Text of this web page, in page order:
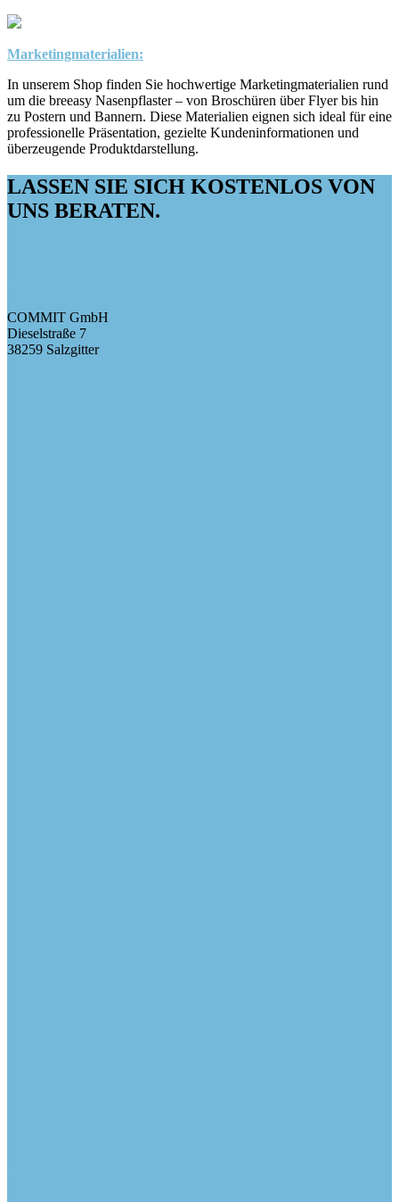
Marketingmaterialien:
In unserem Shop finden Sie hochwertige Marketingmaterialien rund
um die breeasy Nasenpflaster – von Broschüren über Flyer bis hin
zu Postern und Bannern. Diese Materialien eignen sich ideal für eine
professionelle Präsentation, gezielte Kundeninformationen und
überzeugende Produktdarstellung.
LASSEN SIE SICH KOSTENLOS VON
UNS BERATEN.
COMMIT GmbH
Dieselstraße 7
38259 Salzgitter